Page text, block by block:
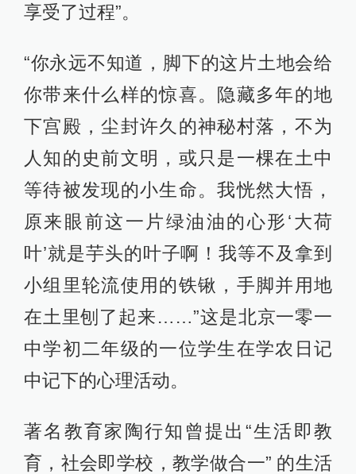
享受了过程”。
“你永远不知道，脚下的这片土地会给
你带来什么样的惊喜。隐藏多年的地
下宫殿，尘封许久的神秘村落，不为
人知的史前文明，或只是一棵在土中
等待被发现的小生命。我恍然大悟，
原来眼前这一片绿油油的心形‘大荷
叶’就是芋头的叶子啊！我等不及拿到
小组里轮流使用的铁锹，手脚并用地
在土里刨了起来……”这是北京一零一
中学初二年级的一位学生在学农日记
中记下的心理活动。
著名教育家陶行知曾提出“生活即教
育，社会即学校，教学做合一” 的生活